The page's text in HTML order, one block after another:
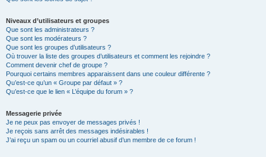
Niveaux d’utilisateurs et groupes
Que sont les administrateurs ?
Que sont les modérateurs ?
Que sont les groupes d’utilisateurs ?
Où trouver la liste des groupes d’utilisateurs et comment les rejoindre ?
Comment devenir chef de groupe ?
Pourquoi certains membres apparaissent dans une couleur différente ?
Qu’est-ce qu’un « Groupe par défaut » ?
Qu’est-ce que le lien « L’équipe du forum » ?
Messagerie privée
Je ne peux pas envoyer de messages privés !
Je reçois sans arrêt des messages indésirables !
J’ai reçu un spam ou un courriel abusif d’un membre de ce forum !